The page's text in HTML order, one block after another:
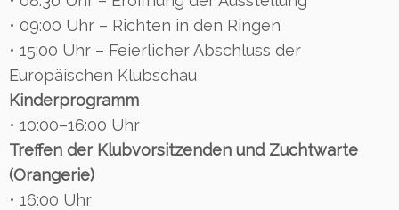
• 09:00 Uhr – Richten in den Ringen
• 15:00 Uhr – Feierlicher Abschluss der
Europäischen Klubschau
Kinderprogramm
• 10:00–16:00 Uhr
Treffen der Klubvorsitzenden und Zuchtwarte
(Orangerie)
• 16:00 Uhr